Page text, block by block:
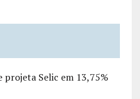
projeta Selic em 13,75%